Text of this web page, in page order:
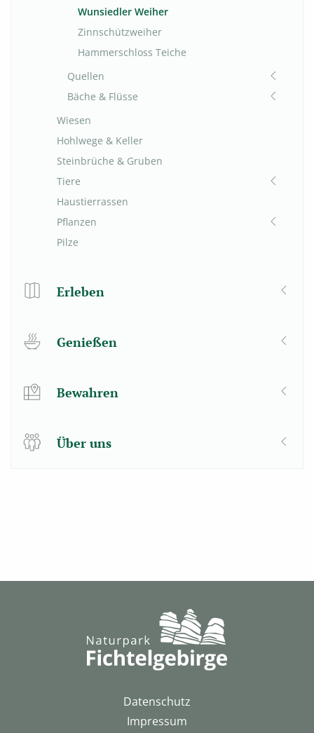
Wunsiedler Weiher
Zinnschützweiher
Hammerschloss Teiche
Quellen
Bäche & Flüsse
Wiesen
Hohlwege & Keller
Steinbrüche & Gruben
Tiere
Haustierrassen
Pflanzen
Pilze
Erleben
Genießen
Bewahren
Über uns
Datenschutz
Impressum